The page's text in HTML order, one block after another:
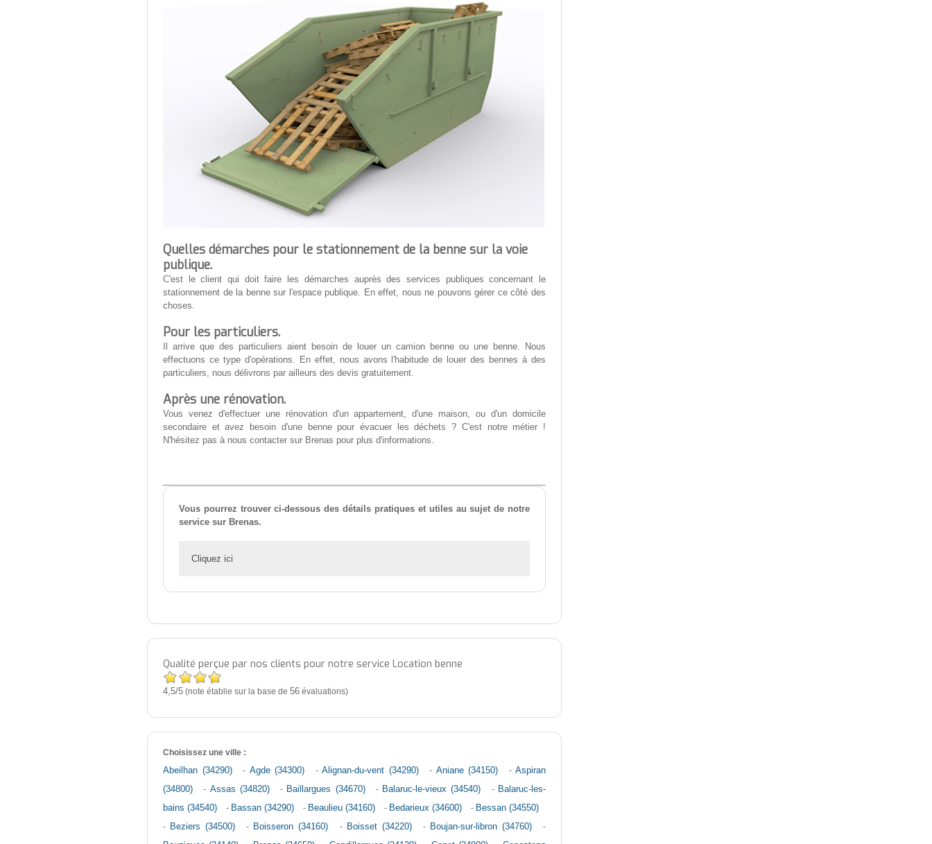
Quelles démarches pour le stationnement de la benne sur la voie
publique.
C'est le client qui doit faire les démarches auprès des services publiques concernant le
stationnement de la benne sur l'espace publique. En effet, nous ne pouvons gérer ce côté des
choses.
Pour les particuliers.
Il arrive que des particuliers aient besoin de louer un camion benne ou une benne. Nous
effectuons ce type d'opérations. En effet, nous avons l'habitude de louer des bennes à des
particuliers, nous délivrons par ailleurs des devis gratuitement.
Après une rénovation.
Vous venez d'effectuer une rénovation d'un appartement, d'une maison, ou d'un domicile
secondaire et avez besoin d'une benne pour évacuer les déchets ? C'est notre métier !
N'hésitez pas à nous contacter sur Brenas pour plus d'informations.
Vous pourrez trouver ci-dessous des détails pratiques et utiles au sujet de notre
service sur Brenas.
Cliquez ici
Qualité perçue par nos clients pour notre service Location benne
4,5/5 (note établie sur la base de 56 évaluations)
Choisissez une ville :
Abeilhan (34290)
- Agde (34300) - Alignan-du-vent (34290) - Aniane (34150) - Aspiran
(34800)
- Assas (34820) - Baillargues (34670) - Balaruc-le-vieux (34540) - Balaruc-les-
bains (34540)
- Bassan (34290) - Beaulieu (34160) - Bedarieux (34600) - Bessan (34550)
- Beziers (34500) - Boisseron (34160) - Boisset (34220) - Boujan-sur-libron (34760)
-